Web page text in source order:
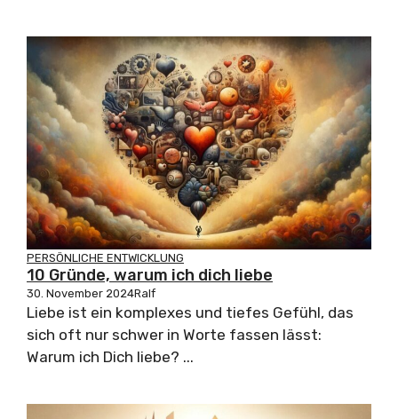
PERSÖNLICHE ENTWICKLUNG
10 Gründe, warum ich dich liebe
30. November 2024Ralf
Liebe ist ein komplexes und tiefes Gefühl, das
sich oft nur schwer in Worte fassen lässt:
Warum ich Dich liebe? ...